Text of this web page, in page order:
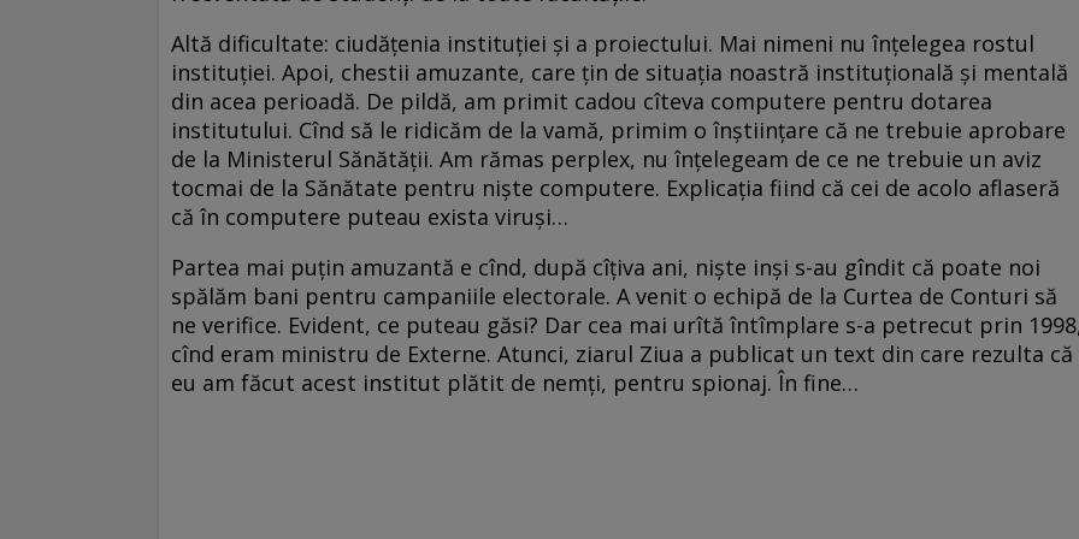
Altă dificultate: ciudățenia instituției și a proiectului. Mai nimeni nu înțelegea rostul
instituției. Apoi, chestii amuzante, care țin de situația noastră instituțională și mentală
din acea perioadă. De pildă, am primit cadou cîteva computere pentru dotarea
institutului. Cînd să le ridicăm de la vamă, primim o înștiințare că ne trebuie aprobare
de la Ministerul Sănătății. Am rămas perplex, nu înțelegeam de ce ne trebuie un aviz
tocmai de la Sănătate pentru niște computere. Explicația fiind că cei de acolo aflaseră
că în computere puteau exista viruși…
Partea mai puțin amuzantă e cînd, după cîțiva ani, niște inși s-au gîndit că poate noi
spălăm bani pentru campaniile electorale. A venit o echipă de la Curtea de Conturi să
ne verifice. Evident, ce puteau găsi? Dar cea mai urîtă întîmplare s-a petrecut prin
cînd eram ministru de Externe. Atunci, ziarul Ziua a publicat un text din care rezulta că
eu am făcut acest institut plătit de nemți, pentru spionaj. În fine…